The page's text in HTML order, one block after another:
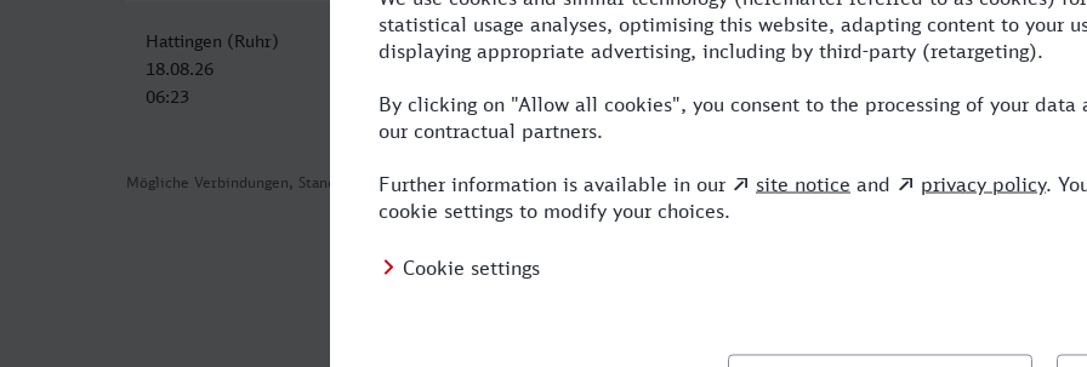
Mögliche Verbindungen, Stand: 2026-08-04 02:52
Hattingen (Ruhr)
18.08.26
06:23
Siegen Hbf
18.08.26
09:20
2:57 3 BUS,S,NX,VIA